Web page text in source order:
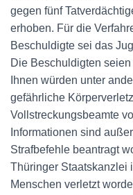
gegen fünf
erhoben. Für die
Beschuldigte sei das
Die Beschuldigten
Ihnen würden unter
gefährliche
Vollstreckungsbeamte
Informationen sind
Strafbefehle beantragt
Thüringer Staatskanzlei
Menschen verletzt